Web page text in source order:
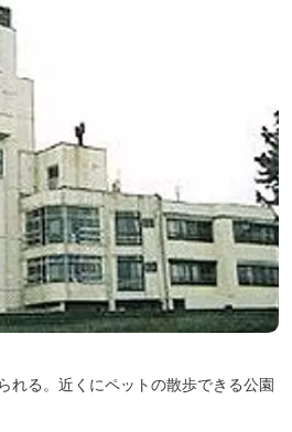
れる。近くにペットの散歩できる公園